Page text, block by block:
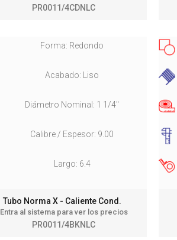
PR0011/4CDNLC
Forma: Redondo
Acabado: Liso
Diámetro Nominal: 1 1/4"
Calibre / Espesor: 9.00
Largo: 6.4
Tubo Norma X - Caliente Cond.
Entra al sistema para ver los precios
PR0011/4BKNLC